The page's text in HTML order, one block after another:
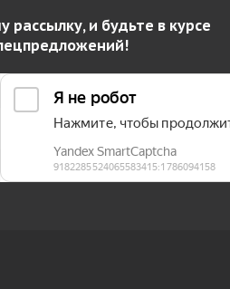
и будьте в курсе